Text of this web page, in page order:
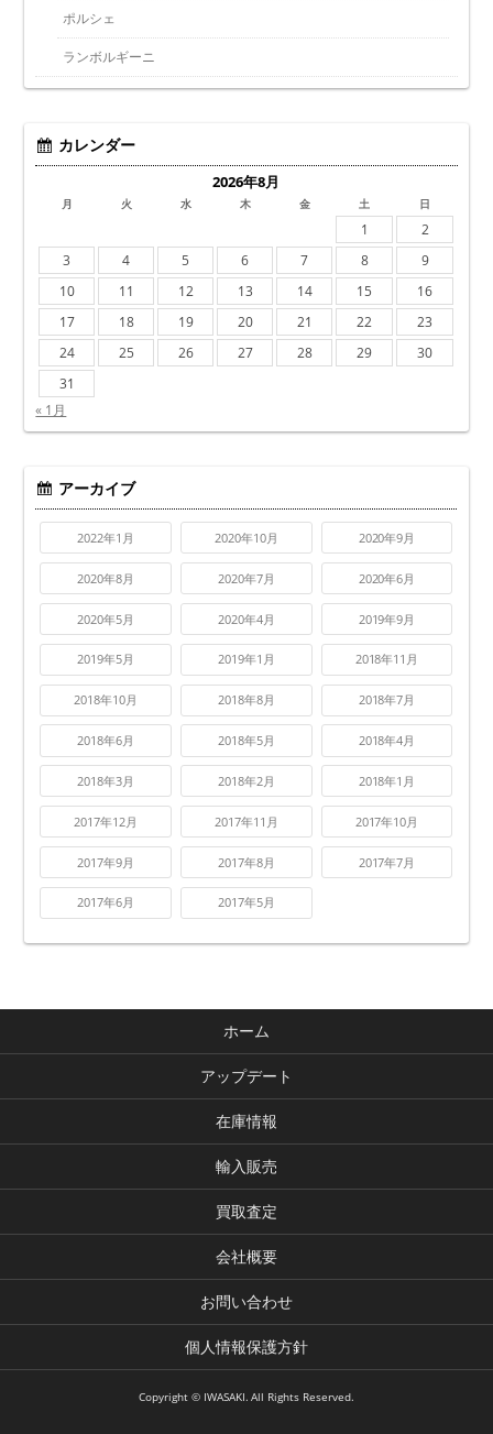
ポルシェ
ランボルギーニ
カレンダー
2026年8月
月 火 水 木 金 土 日
1
2
3
4 5 6 7 8
9
10
11 12 13 14 15
16
17
18 19 20 21 22
23
24
25 26 27 28 29
30
31
« 1月
アーカイブ
2022年1月 2020年10月 2020年9月
2020年8月 2020年7月 2020年6月
2020年5月 2020年4月 2019年9月
2019年5月 2019年1月 2018年11月
2018年10月 2018年8月 2018年7月
2018年6月 2018年5月 2018年4月
2018年3月 2018年2月 2018年1月
2017年12月 2017年11月 2017年10月
2017年9月 2017年8月 2017年7月
2017年6月 2017年5月
ホーム
アップデート
在庫情報
輸入販売
買取査定
会社概要
お問い合わせ
個人情報保護方針
Copyright © IWASAKI. All Rights Reserved.